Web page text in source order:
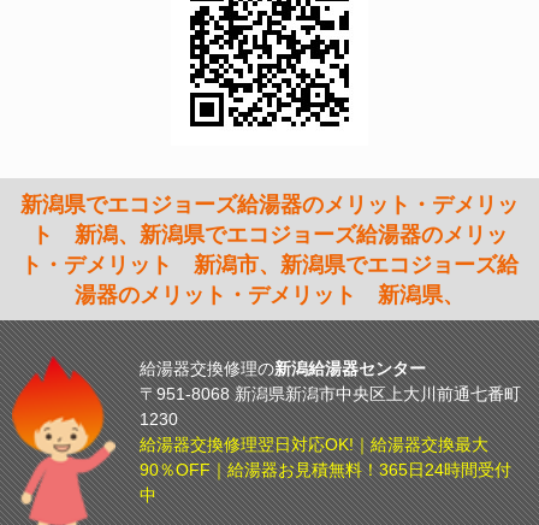
新潟県でエコジョーズ給湯器のメリット・デメリッ
ト 新潟、新潟県でエコジョーズ給湯器のメリッ
ト・デメリット 新潟市、新潟県でエコジョーズ給
湯器のメリット・デメリット 新潟県、
給湯器交換修理の新潟給湯器センター
〒951-8068 新潟県新潟市中央区上大川前通七番町
1230
給湯器交換修理翌日対応OK!｜給湯器交換最大
90％OFF｜給湯器お見積無料！365日24時間受付
中